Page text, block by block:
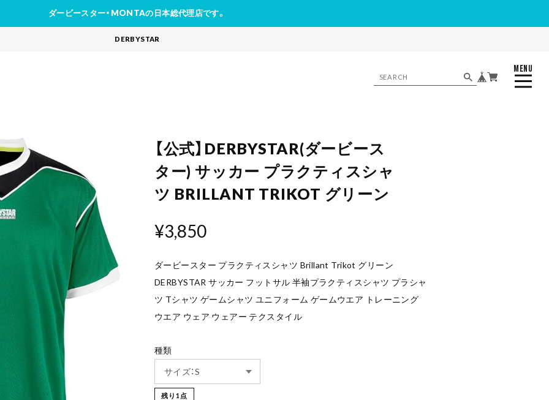
ダービースター・MONTAの日本総代理店です。
DERBYSTAR
MENU
CLOSE
【公式】DERBYSTAR(ダービース
ター) サッカー プラクティスシャ
ツ BRILLANT TRIKOT グリーン
¥3,850
ダービースター プラクティスシャツ Brillant Trikot グリーン
DERBYSTAR サッカー フットサル 半袖プラクティスシャツ プラシャ
ツ Tシャツ ゲームシャツ ユニフォーム ゲームウエア トレーニング
ウエア ウェア ウェアー テクスタイル
種類
残り1点